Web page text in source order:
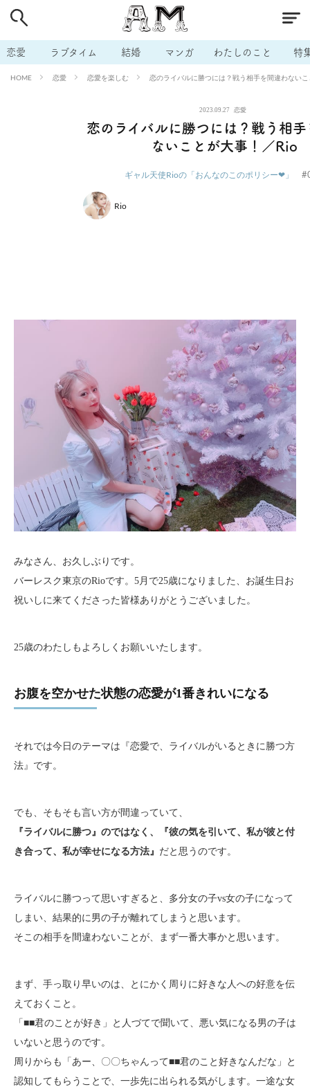
恋愛 ラブタイム 結婚 マンガ わたしのこと 特
HOME 恋愛 恋愛を楽しむ 恋のライバルに勝つには？戦う相手を間違わない
2023.09.27 恋愛
恋のライバルに勝つには？戦う相
ないことが大事！／Rio
ギャル天使Rioの「おんなのこのポリシー❤」
Rio
みなさん、お久しぶりです。
バーレスク東京のRioです。5月で25歳になりました、お誕生日お
祝いしに来てくださった皆様ありがとうございました。
25歳のわたしもよろしくお願いいたします。
お腹を空かせた状態の恋愛が1番きれいになる
それでは今日のテーマは『恋愛で、ライバルがいるときに勝つ方
法』です。
でも、そもそも言い方が間違っていて、
『ライバルに勝つ』のではなく、『彼の気を引いて、私が彼と付
き合って、私が幸せになる方法』 だと思うのです。
ライバルに勝つって思いすぎると、多分女の子vs女の子になって
しまい、結果的に男の子が離れてしまうと思います。
そこの相手を間違わないことが、まず一番大事かと思います。
まず、手っ取り早いのは、とにかく周りに好きな人への好意を伝
えておくこと。
「■■君のことが好き」と人づてで聞いて、悪い気になる男の子は
いないと思うのです。
周りからも「あー、〇〇ちゃんって■■君のこと好きなんだな」と
認知してもらうことで、一歩先に出られる気がします。一途な女
# 男の本音 # セフレ # 不倫
# 出会う方法 # マッチングアプリ # ラブグッズ # 体の相